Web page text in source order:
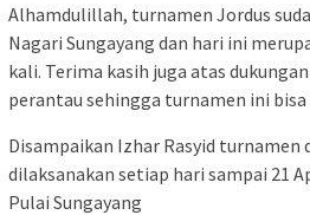
Alhamdulillah, turnamen Jordus
Nagari Sungayang dan hari ini
kali. Terima kasih juga atas
perantau sehingga turnamen ini
Disampaikan Izhar Rasyid turnamen
dilaksanakan setiap hari sampai 21
Pulai Sungayang